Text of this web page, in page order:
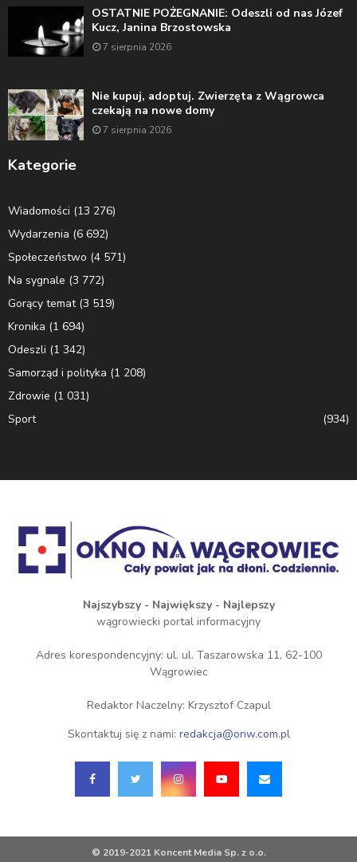
OSTATNIE POŻEGNANIE: Odeszli od nas Józef
Kucz, Janina Brzostowska
7 sierpnia 2026
Nie kupuj, adoptuj. Zwierzęta z Wągrowca
czekają na nowe domy
7 sierpnia 2026
Kategorie
Wiadomości (13 276)
Wydarzenia (6 692)
Społeczeństwo (4 571)
Na sygnale (3 772)
Gorący temat(3 519)
Kronika (1 694)
Odeszli (1 342)
Samorząd i polityka (1 208)
Zdrowie (1 031)
Sport
(934)
Najszybszy - Największy - Najlepszy
wągrowiecki portal informacyjny
Adres korespondencyjny: ul. ul. Taszarowska 11, 62-100
Wągrowiec
Redaktor Naczelny: Krzysztof Czapul
Skontaktuj się z nami: redakcja@onw.com.pl
© 2019-2021 Koncent Media Sp. z o.o.